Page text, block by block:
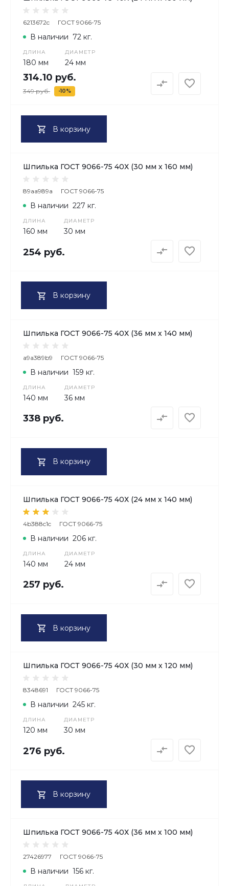
6213672c ГОСТ 9066-75
ДЛИНА
180 мм
ДИАМЕТР
24 мм
В наличии 72 кг.
314.10 руб.
349 руб. -10%
В корзину
Шпилька ГОСТ 9066-75 40Х (30 мм х 160 мм)
89aa989a ГОСТ 9066-75
ДЛИНА
160 мм
ДИАМЕТР
30 мм
В наличии 227 кг.
254 руб.
В корзину
Шпилька ГОСТ 9066-75 40Х (36 мм х 140 мм)
a9a389b9 ГОСТ 9066-75
ДЛИНА
140 мм
ДИАМЕТР
36 мм
В наличии 159 кг.
338 руб.
В корзину
Шпилька ГОСТ 9066-75 40Х (24 мм х 140 мм)
4b388c1c ГОСТ 9066-75
ДЛИНА
140 мм
ДИАМЕТР
24 мм
В наличии 206 кг.
257 руб.
В корзину
Шпилька ГОСТ 9066-75 40Х (30 мм х 120 мм)
8348691 ГОСТ 9066-75
ДЛИНА
120 мм
ДИАМЕТР
30 мм
В наличии 245 кг.
276 руб.
В корзину
Шпилька ГОСТ 9066-75 40Х (36 мм х 100 мм)
27426977 ГОСТ 9066-75
В наличии 156 кг.